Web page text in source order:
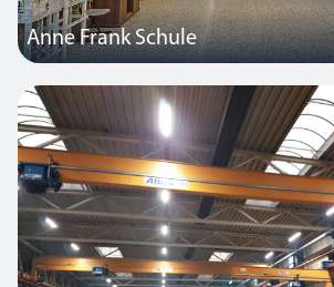
Anne Frank Schule
Diese Schule befindet sich in Molbergen, einer
Landkreis Cloppenburg in Niedersachsen,
Leuchtstofflampen wurden durch Thorlux